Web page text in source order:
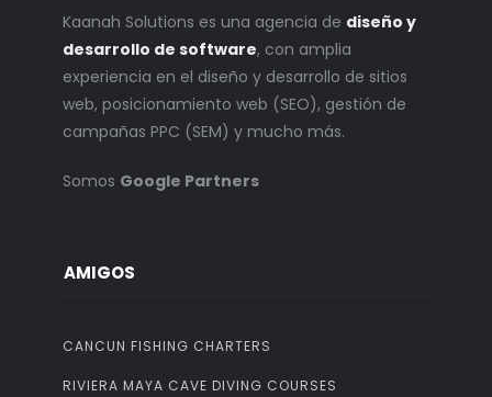
Kaanah Solutions es una agencia de diseño y
desarrollo de software, con amplia
experiencia en el diseño y desarrollo de sitios
web, posicionamiento web (SEO), gestión de
campañas PPC (SEM) y mucho más.
Somos Google Partners
AMIGOS
CANCUN FISHING CHARTERS
RIVIERA MAYA CAVE DIVING COURSES